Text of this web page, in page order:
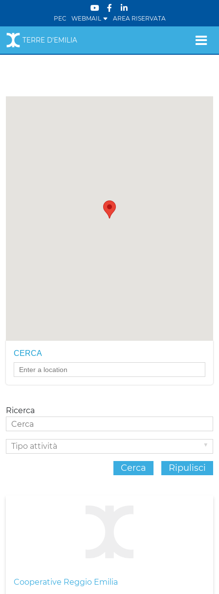
PEC WEBMAIL AREA RISERVATA
TERRE D'EMILIA
CERCA
Cooperative Reggio Emilia
Ricerca
Tipo
attività
Cerca Ripulisci